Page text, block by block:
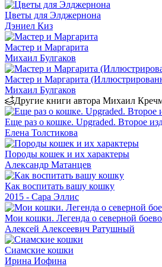
Цветы для Элджернона
Дэниел Киз
Мастер и Маргарита
Михаил Булгаков
Мастер и Маргарита
Михаил Булгаков
Другие книги автора Михаил
Еще раз о кошке. Upgraded. Второе
Елена Толстикова
Породы кошек и их характеры
Александр Матанцев
Как воспитать вашу кошку
2015 - Сара Эллис
Мои кошки. Легенда о северной
Алексей Алексеевич Ратушный
Сиамские кошки
Ирина Иофина